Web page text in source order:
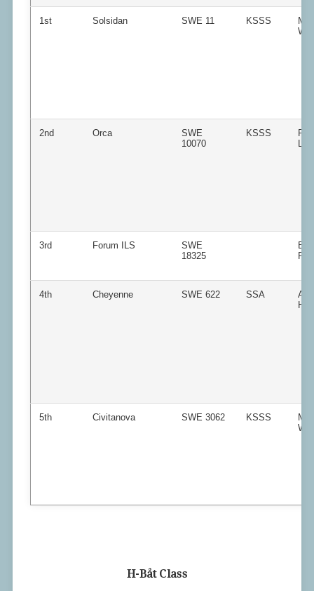
1st Solsidan SWE 11 KSSS
2nd Orca
SWE
10070
KSSS
3rd Forum ILS
SWE
18325
4th Cheyenne SWE 622 SSA
5th Civitanova SWE 3062 KSSS
H-Båt Class